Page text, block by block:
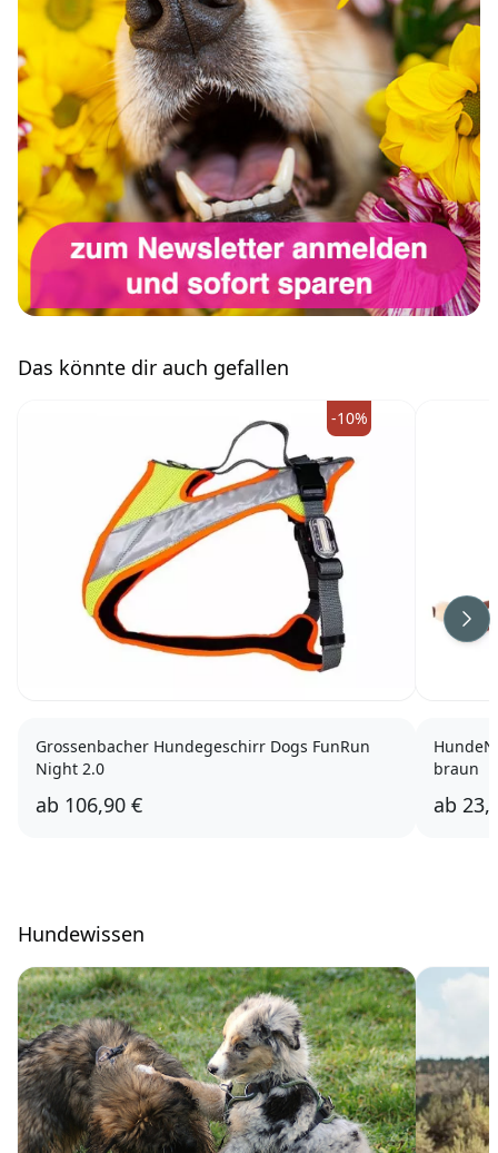
Das könnte dir auch gefallen
-10%
Grossenbacher Hundegeschirr Dogs FunRun
Night 2.0
ab 106,90 €
braun
ab
Hundewissen